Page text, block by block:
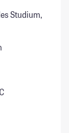
Studium,